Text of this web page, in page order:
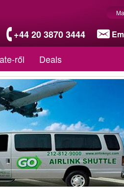
+44 20 3870 3444
ről Deals